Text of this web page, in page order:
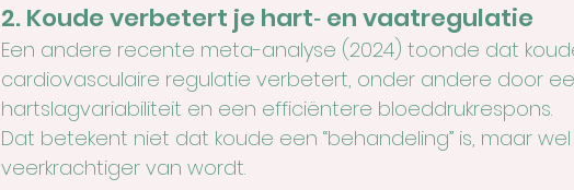
2. Koude verbetert je hart‑ en vaatregulatie
Een andere recente meta-analyse (2024) toonde dat
cardiovasculaire regulatie verbetert, onder andere door
hartslagvariabiliteit en een efficiëntere bloeddrukrespons.
Dat betekent niet dat koude een “behandeling” is, maar
veerkrachtiger van wordt.